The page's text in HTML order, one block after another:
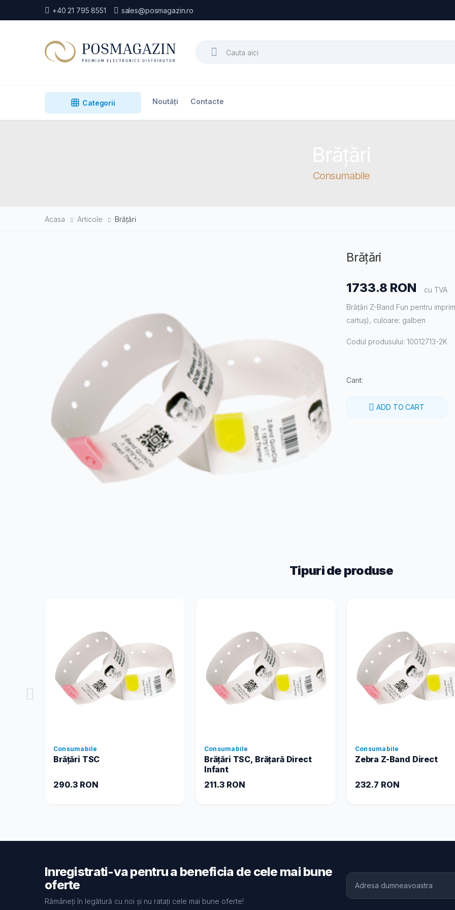
+40 21 795 8551 sales@posmagazin.ro
Categorii Noutăți Contacte
Consumabile
Acasa Articole Brățări
Brățări
1733.8 RON
cu TVA
Brățări Z-Band Fun pentru
cartuș), culoare: galben
Codul produsului: 10012713-2K
Cant:
ADD TO CART
Tipuri de produse
Consumabile
Brățări TSC
290.3 RON
Consumabile
Brățări TSC, Brățară Direct
Infant
211.3 RON
Consumabile
Zebra Z-Band Direct
232.7 RON
Inregistrati-va pentru a beneficia de cele mai bune
oferte
Rămâneți în legătură cu noi și nu ratați cele mai bune oferte!